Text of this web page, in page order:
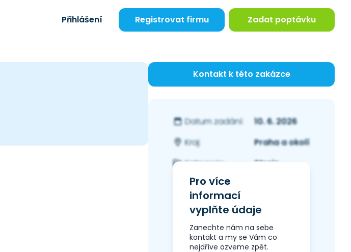
Přihlášení Registrovat firmu Zadat poptávku
Kontakt k této zakázce
Datum zadání:
10. 6. 2026
Kraj:
Praha a okolí
Kategorie:
Stroje
Pro více
informací
vyplňte údaje
Zanechte nám na sebe
kontakt a my se Vám co
nejdříve ozveme zpět.